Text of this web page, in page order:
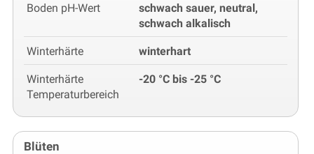
Boden pH-Wert
schwach sauer, neutral,
schwach alkalisch
Winterhärte winterhart
Winterhärte
Temperaturbereich
-20 °C bis -25 °C
Blüten